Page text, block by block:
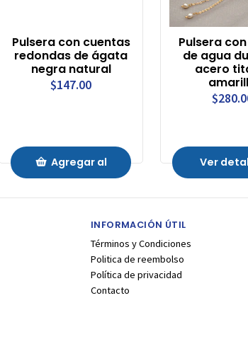
Pulsera con cuentas
redondas de ágata
negra natural
$147.00
Agregar al
Pulsera
de agua
acero
Ver
INFORMACIÓN ÚTIL
Términos y Condiciones
Politica de reembolso
Política de privacidad
Contacto